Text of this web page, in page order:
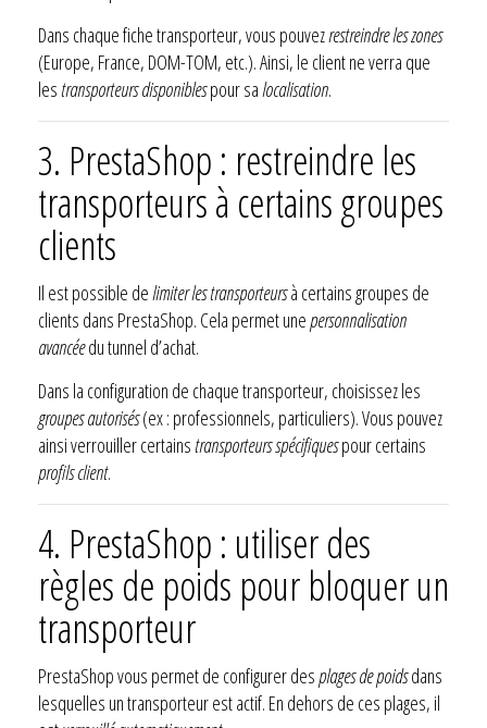
Dans chaque fiche transporteur, vous pouvezrestreindre les zones
(Europe, France, DOM-TOM, etc.). Ainsi, le client ne verra que
lestransporteurs disponiblespour sa localisation.
3. PrestaShop : restreindre les
transporteurs à certains groupes
clients
Il est possible de limiter les transporteursà certains groupes de
clients dans PrestaShop. Cela permet unepersonnalisation
avancéedu tunnel d’achat.
Dans la configuration de chaque transporteur, choisissez les
groupes autorisés(ex : professionnels, particuliers). Vous pouvez
ainsi verrouiller certainstransporteurs spécifiquespour certains
profils client.
4. PrestaShop : utiliser des
règles de poids pour bloquer un
transporteur
PrestaShop vous permet de configurer desplages de poidsdans
lesquelles un transporteur est actif. En dehors de ces plages, il